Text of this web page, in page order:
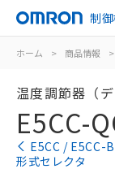
制
ホーム > 商品情報 >
温度調節器（
E5CC-
E5CC / E5CC-
形式セレクタ